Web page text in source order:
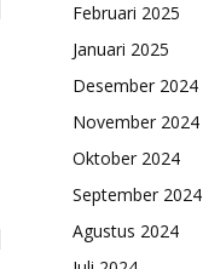
Februari 2025
Januari 2025
Desember 2024
November 2024
Oktober 2024
September 2024
Agustus 2024